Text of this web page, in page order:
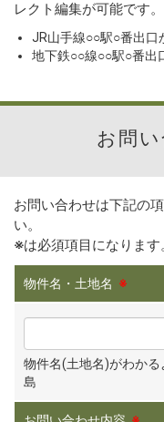
レクト編集が可能です。
JR山手線○○駅○番出口
地下鉄○○線○○駅○番出
お問
お問い合わせは下記の
い。
※は必須項目になります
物件名・土地名 ※
物件名(土地名)がわか
島